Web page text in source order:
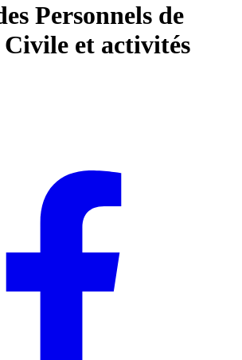
Personnels de
et activités